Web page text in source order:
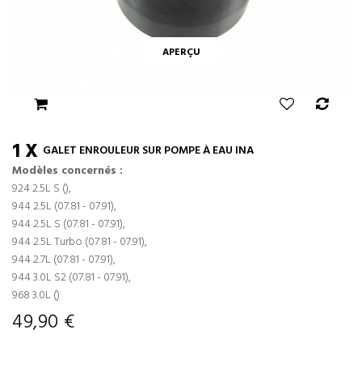
APERÇU
1 X GALET ENROULEUR SUR POMPE À EAU INA
Modèles concernés :
924 2.5L S (),
944 2.5L (07.81 - 07.91),
944 2.5L S (07.81 - 07.91),
944 2.5L Turbo (07.81 - 07.91),
944 2.7L (07.81 - 07.91),
944 3.0L S2 (07.81 - 07.91),
968 3.0L ()
49,90 €